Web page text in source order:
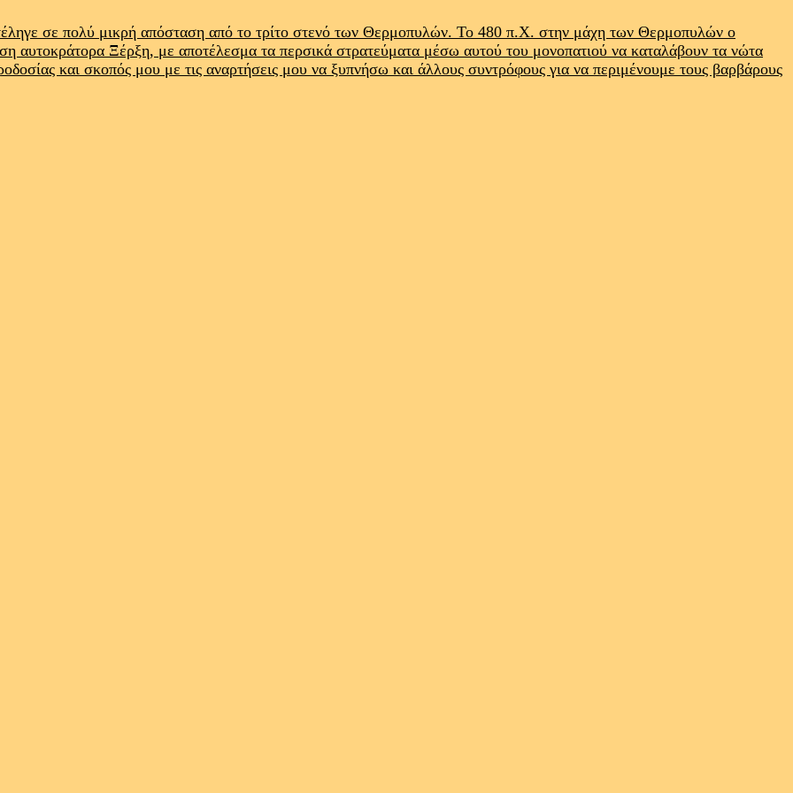
σε πολύ μικρή απόσταση από το τρίτο στενό των Θερμοπυλών. Το 480 π.Χ. στην μάχη των Θερμοπυλών ο
αυτοκράτορα Ξέρξη, με αποτέλεσμα τα περσικά στρατεύματα μέσω αυτού του μονοπατιού να καταλάβουν τα νώτα
και σκοπός μου με τις αναρτήσεις μου να ξυπνήσω και άλλους συντρόφους για να περιμένουμε τους βαρβάρους